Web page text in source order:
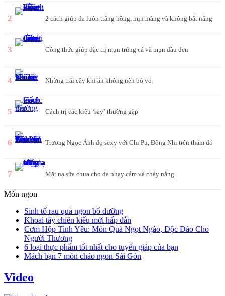
2 2 cách giúp da luôn trắng hồng, mịn màng và không bắt nắng
3 Công thức giúp đặc trị mụn trứng cá và mụn đầu đen
4 Những trái cây khi ăn không nên bỏ vỏ
5 Cách trị các kiểu ‘say’ thường gặp
6 Trương Ngọc Ánh đọ sexy với Chi Pu, Đông Nhi trên thảm đỏ
7 Mặt nạ sữa chua cho da nhạy cảm và cháy nắng
Món ngon
Sinh tố rau quả ngon bổ dưỡng
Khoai tây chiên kiểu mới hấp dẫn
Cơm Hộp Tình Yêu: Món Quà Ngọt Ngào, Độc Đáo Cho
Người Thương
6 loại thực phẩm tốt nhất cho tuyến giáp của bạn
Mách bạn 7 món cháo ngon Sài Gòn
Video